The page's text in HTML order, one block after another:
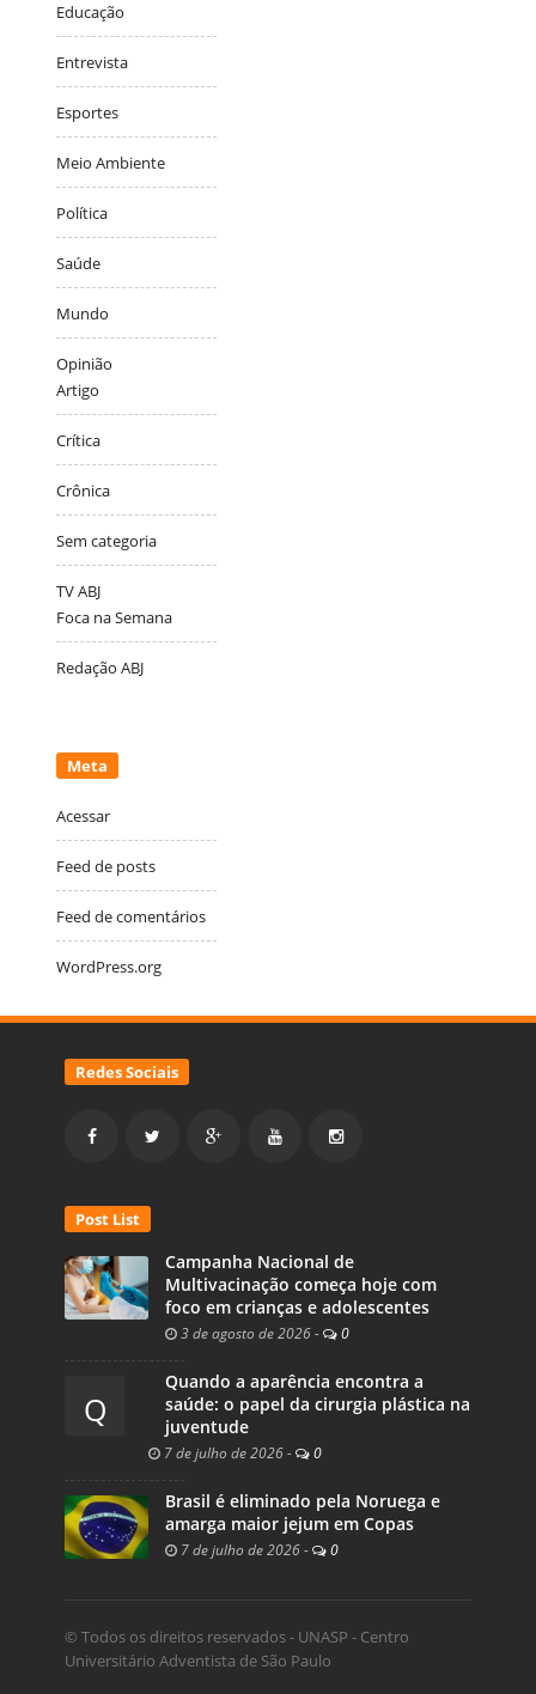
Educação
Entrevista
Esportes
Meio Ambiente
Política
Saúde
Mundo
Opinião
Artigo
Crítica
Crônica
Sem categoria
TV ABJ
Foca na Semana
Redação ABJ
Meta
Acessar
Feed de posts
Feed de comentários
WordPress.org
Redes Sociais
Post List
Campanha Nacional de
Multivacinação começa hoje com
foco em crianças e adolescentes
3 de agosto de 2026 - 0
Q
Quando a aparência encontra a
saúde: o papel da cirurgia plástica na
juventude
7 de julho de 2026 - 0
Brasil é eliminado pela Noruega e
amarga maior jejum em Copas
7 de julho de 2026 - 0
© Todos os direitos reservados - UNASP - Centro
Universitário Adventista de São Paulo